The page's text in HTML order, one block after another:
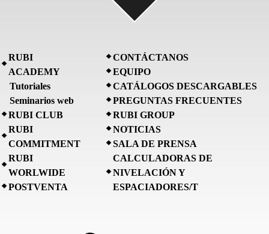
RUBI
ACADEMY
Tutoriales
Seminarios web
RUBI CLUB
RUBI
COMMITMENT
RUBI
WORLWIDE
POSTVENTA
CONTÁCTANOS
EQUIPO
CATÁLOGOS DESCARGABLES
PREGUNTAS FRECUENTES
RUBI GROUP
NOTICIAS
SALA DE PRENSA
CALCULADORAS DE
NIVELACIÓN Y
ESPACIADORES/T